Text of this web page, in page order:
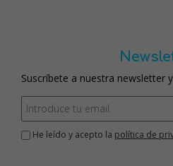
Suscríbete a nuestra newsletter
He leído y acepto la política de